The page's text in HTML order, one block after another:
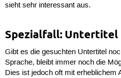
sieht sehr interessant aus.
Spezialfall: Untertitel
Gibt es die gesuchten Untertitel
Sprache, bleibt immer noch die
Dies ist jedoch oft mit erheblichem